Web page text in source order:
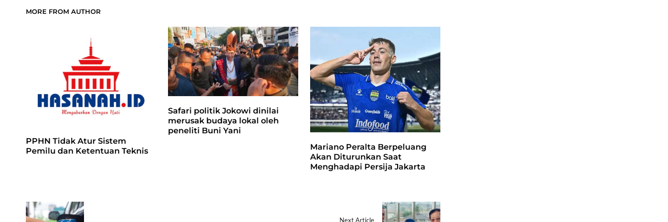
MORE FROM AUTHOR
PPHN Tidak Atur Sistem
Pemilu dan Ketentuan Teknis
Safari politik Jokowi dinilai
merusak budaya lokal oleh
peneliti Buni Yani
Mariano Peralta Berpeluang
Akan Diturunkan Saat
Menghadapi Persija Jakarta
Next Article